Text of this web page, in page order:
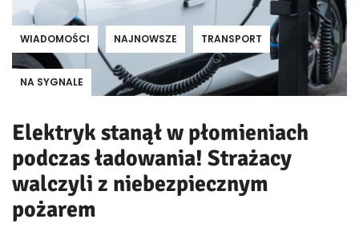
WIADOMOŚCI NAJNOWSZE TRANSPORT
NA SYGNALE
Elektryk stanął w płomieniach
podczas ładowania! Strażacy
walczyli z niebezpiecznym
pożarem